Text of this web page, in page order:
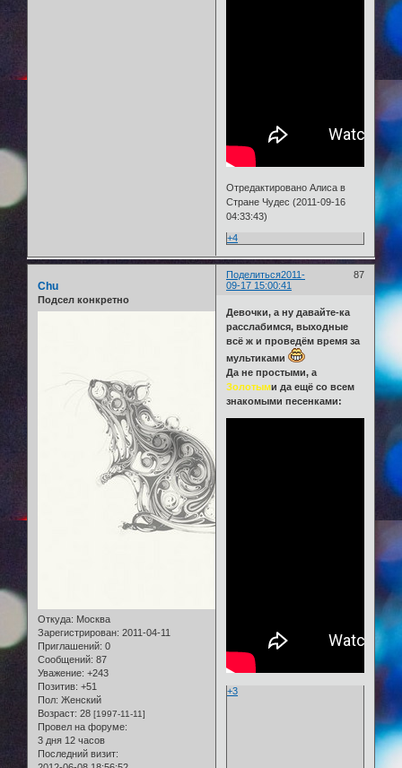
Отредактировано Алиса в
Стране Чудес (2011-09-16
04:33:43)
+4
Поделиться 87
2011-
09-17 15:00:41
Chu
Подсел конкретно
Откуда: Москва
Зарегистрирован: 2011-04-11
Приглашений: 0
Сообщений: 87
Уважение: +243
Позитив: +51
Пол: Женский
Возраст: 28 [1997-11-11]
Провел на форуме:
3 дня 12 часов
Последний визит:
Девочки, а ну давайте-ка
расслабимся, выходные
всё ж и проведём время за
мультиками
Да не простыми, а
Золотыми да ещё со всем
знакомыми песенками:
+3